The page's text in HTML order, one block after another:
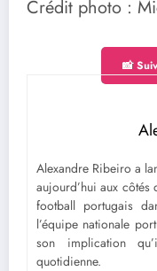
Crédit photo :
📸
Alexandre Ribeiro a
aujourd’hui aux
football portugais
l’équipe nationale
son implication
quotidienne.